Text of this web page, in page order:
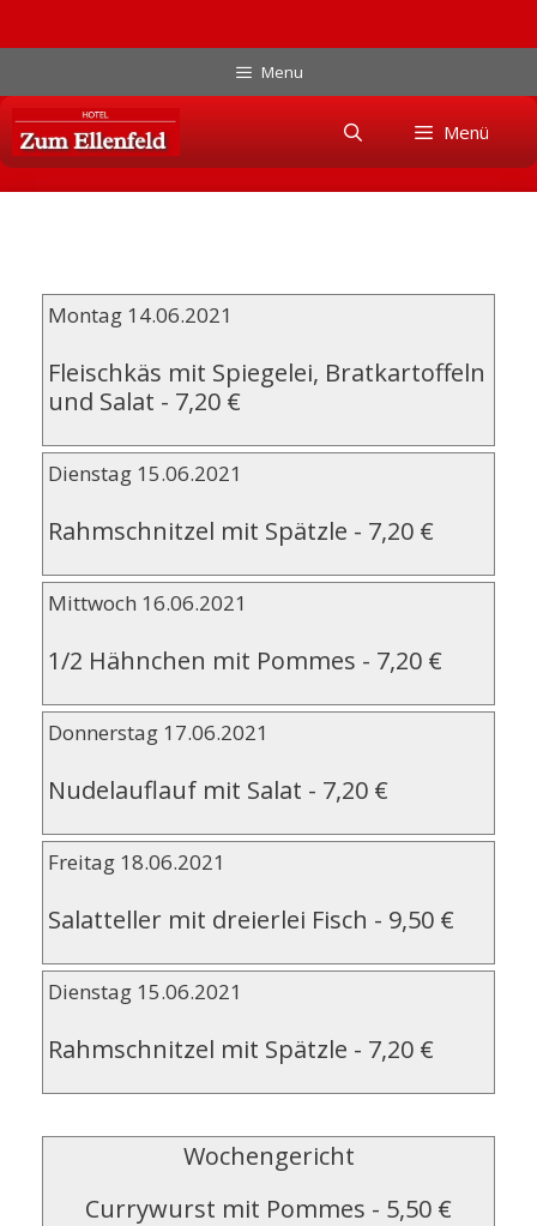
Inhalt
springen
Menu
Skip
content
Menü
Montag 14.06.2021
Fleischkäs mit Spiegelei, Bratkartoffeln
und Salat - 7,20 €
Dienstag 15.06.2021
Rahmschnitzel mit Spätzle - 7,20 €
Mittwoch 16.06.2021
1/2 Hähnchen mit Pommes - 7,20 €
Donnerstag 17.06.2021
Nudelauflauf mit Salat - 7,20 €
Freitag 18.06.2021
Salatteller mit dreierlei Fisch - 9,50 €
Dienstag 15.06.2021
Rahmschnitzel mit Spätzle - 7,20 €
Wochengericht
Currywurst mit Pommes - 5,50 €